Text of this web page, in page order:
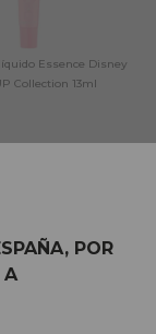
Essence Disney
Collection 13ml
POR
A